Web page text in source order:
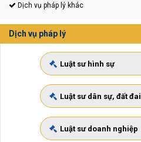
Dịch vụ pháp lý khác
Dịch vụ pháp lý
Luật sư hình sự
Luật sư dân sự, đất đai
Luật sư doanh nghiệp